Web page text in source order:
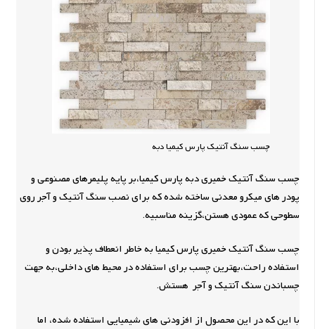
چسب سنگ آنتیک پارس کیمیا دبه
چسب سنگ آنتیک خمیری دبه پارس کیمیا،بر پایه پلیمرهای مصنوعی و
پودر های میکرو معدنی ساخته شده که برای نصب سنگ آنتیک و آجر روی
سطوحی که عمودی هستن،گزینه مناسبیه.
چسب سنگ آنتیک خمیری پارس کیمیا به خاطر انعطاف پذیر بودن و
استفاده راحت،بهترین چسب برای استفاده در محیط های داخلی،به جهت
چسباندن سنگ آنتیک و آجر هستش.
با این که در این محصول از افزودنی های شیمیایی استفاده شده، اما